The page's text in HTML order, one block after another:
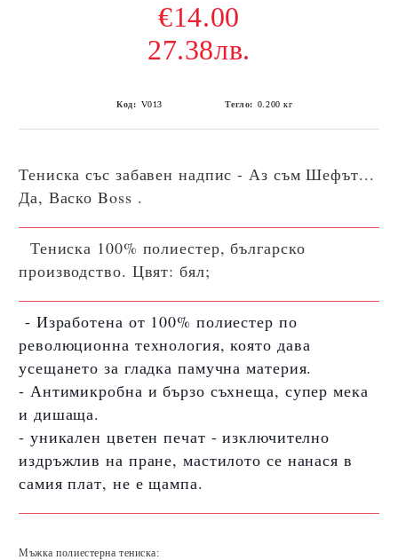
€14.00
27.38лв.
Код: V013 Тегло: 0.200 кг
Тениска със забавен надпис -Аз съм Шефът...
Да, Васко Boss .
Тениска 100% полиестер, българско
производство. Цвят: бял;
- Изработена от 100% полиестер по
революционна технология, която дава
усещането за гладка памучна материя.
- Антимикробна и бързо съхнеща, супер мека
и дишаща.
- уникален цветен печат - изключително
издръжлив на пране, мастилото се нанася в
самия плат, не е щампа.
Мъжка полиестерна тениска: